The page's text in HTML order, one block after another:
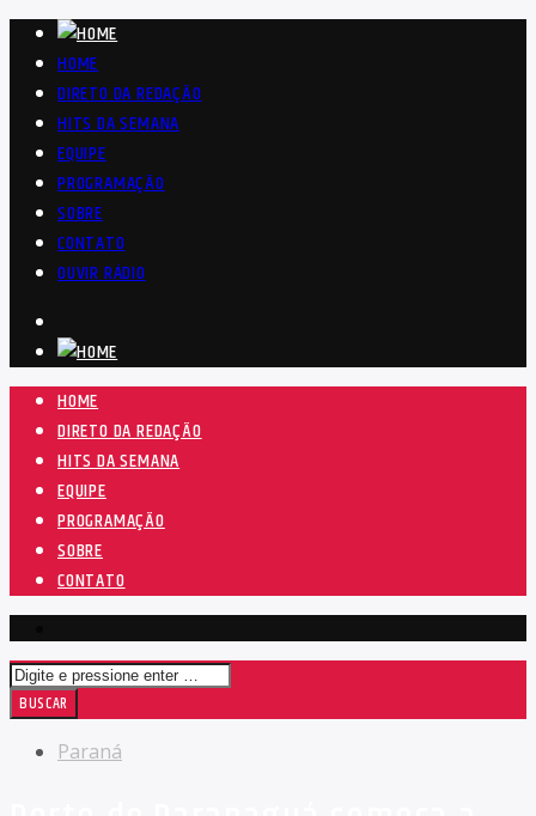
HOME
DIRETO DA REDAÇÃO
HITS DA SEMANA
EQUIPE
PROGRAMAÇÃO
SOBRE
CONTATO
OUVIR RÁDIO
HOME
DIRETO DA REDAÇÃO
HITS DA SEMANA
EQUIPE
PROGRAMAÇÃO
SOBRE
CONTATO
Paraná